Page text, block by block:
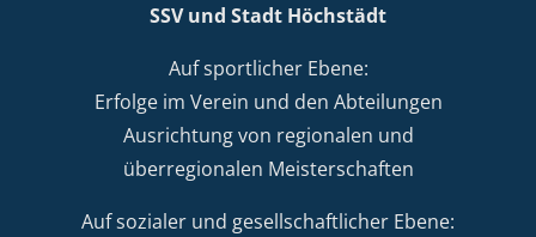
SSV und Stadt Höchstädt
Auf sportlicher Ebene:
Erfolge im Verein und den Abteilungen
Ausrichtung von regionalen und
überregionalen Meisterschaften
Auf sozialer und gesellschaftlicher Ebene: